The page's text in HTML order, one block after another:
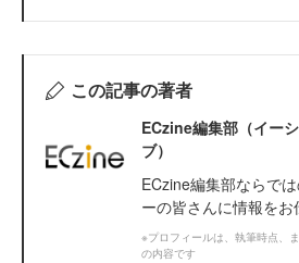
この記事の著者
ECzine編集部（イー
ブ）
ECzine編集部ならで
ーの皆さんに情報をお
※プロフィールは、執筆時点、
の内容です